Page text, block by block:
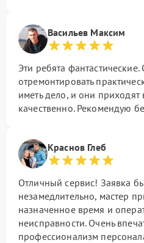
Васильев Максим
Эти ребята фантастические.
отремонтировать
иметь дело, и они
качественно. Рекомендую
Краснов Глеб
Отличный сервис! Заявка
незамедлительно, мастер
назначенное время и
неисправности. Очень
профессионализм